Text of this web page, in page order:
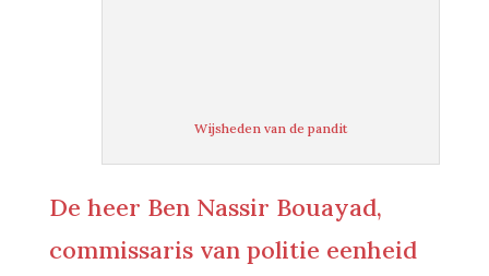
Wijsheden van de pandit
De heer Ben Nassir Bouayad,
commissaris van politie eenheid